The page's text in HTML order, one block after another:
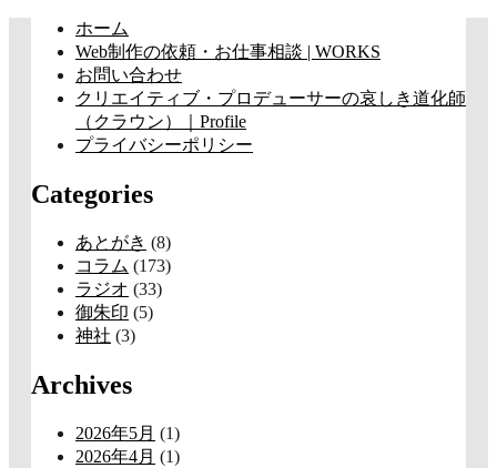
キ
ホーム
Web制作の依頼・お仕事相談 | WORKS
お問い合わせ
クリエイティブ・プロデューサーの哀しき道化師
（クラウン）｜Profile
プライバシーポリシー
Categories
あとがき (8)
コラム (173)
ラジオ (33)
御朱印 (5)
神社 (3)
Archives
2026年5月 (1)
2026年4月 (1)